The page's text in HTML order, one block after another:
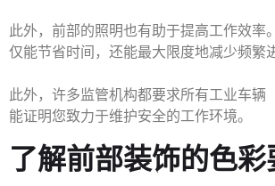
此外，前部的照明也有助于提高工作效
仅能节省时间，还能最大限度地减少频繁
此外，许多监管机构都要求所有工业车
能证明您致力于维护安全的工作环境。
了解前部装饰的色